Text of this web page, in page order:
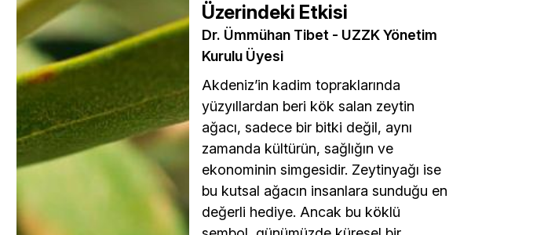
Üzerindeki Etkisi
Dr. Ümmühan Tibet - UZZK Yönetim
Kurulu Üyesi
Akdeniz’in kadim topraklarında
yüzyıllardan beri kök salan zeytin
ağacı, sadece bir bitki değil, aynı
zamanda kültürün, sağlığın ve
ekonominin simgesidir. Zeytinyağı ise
bu kutsal ağacın insanlara sunduğu en
değerli hediye. Ancak bu köklü